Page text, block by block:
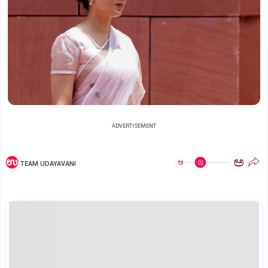
ADVERTISEMENT
TEAM UDAYAVANI ಅ ಅ